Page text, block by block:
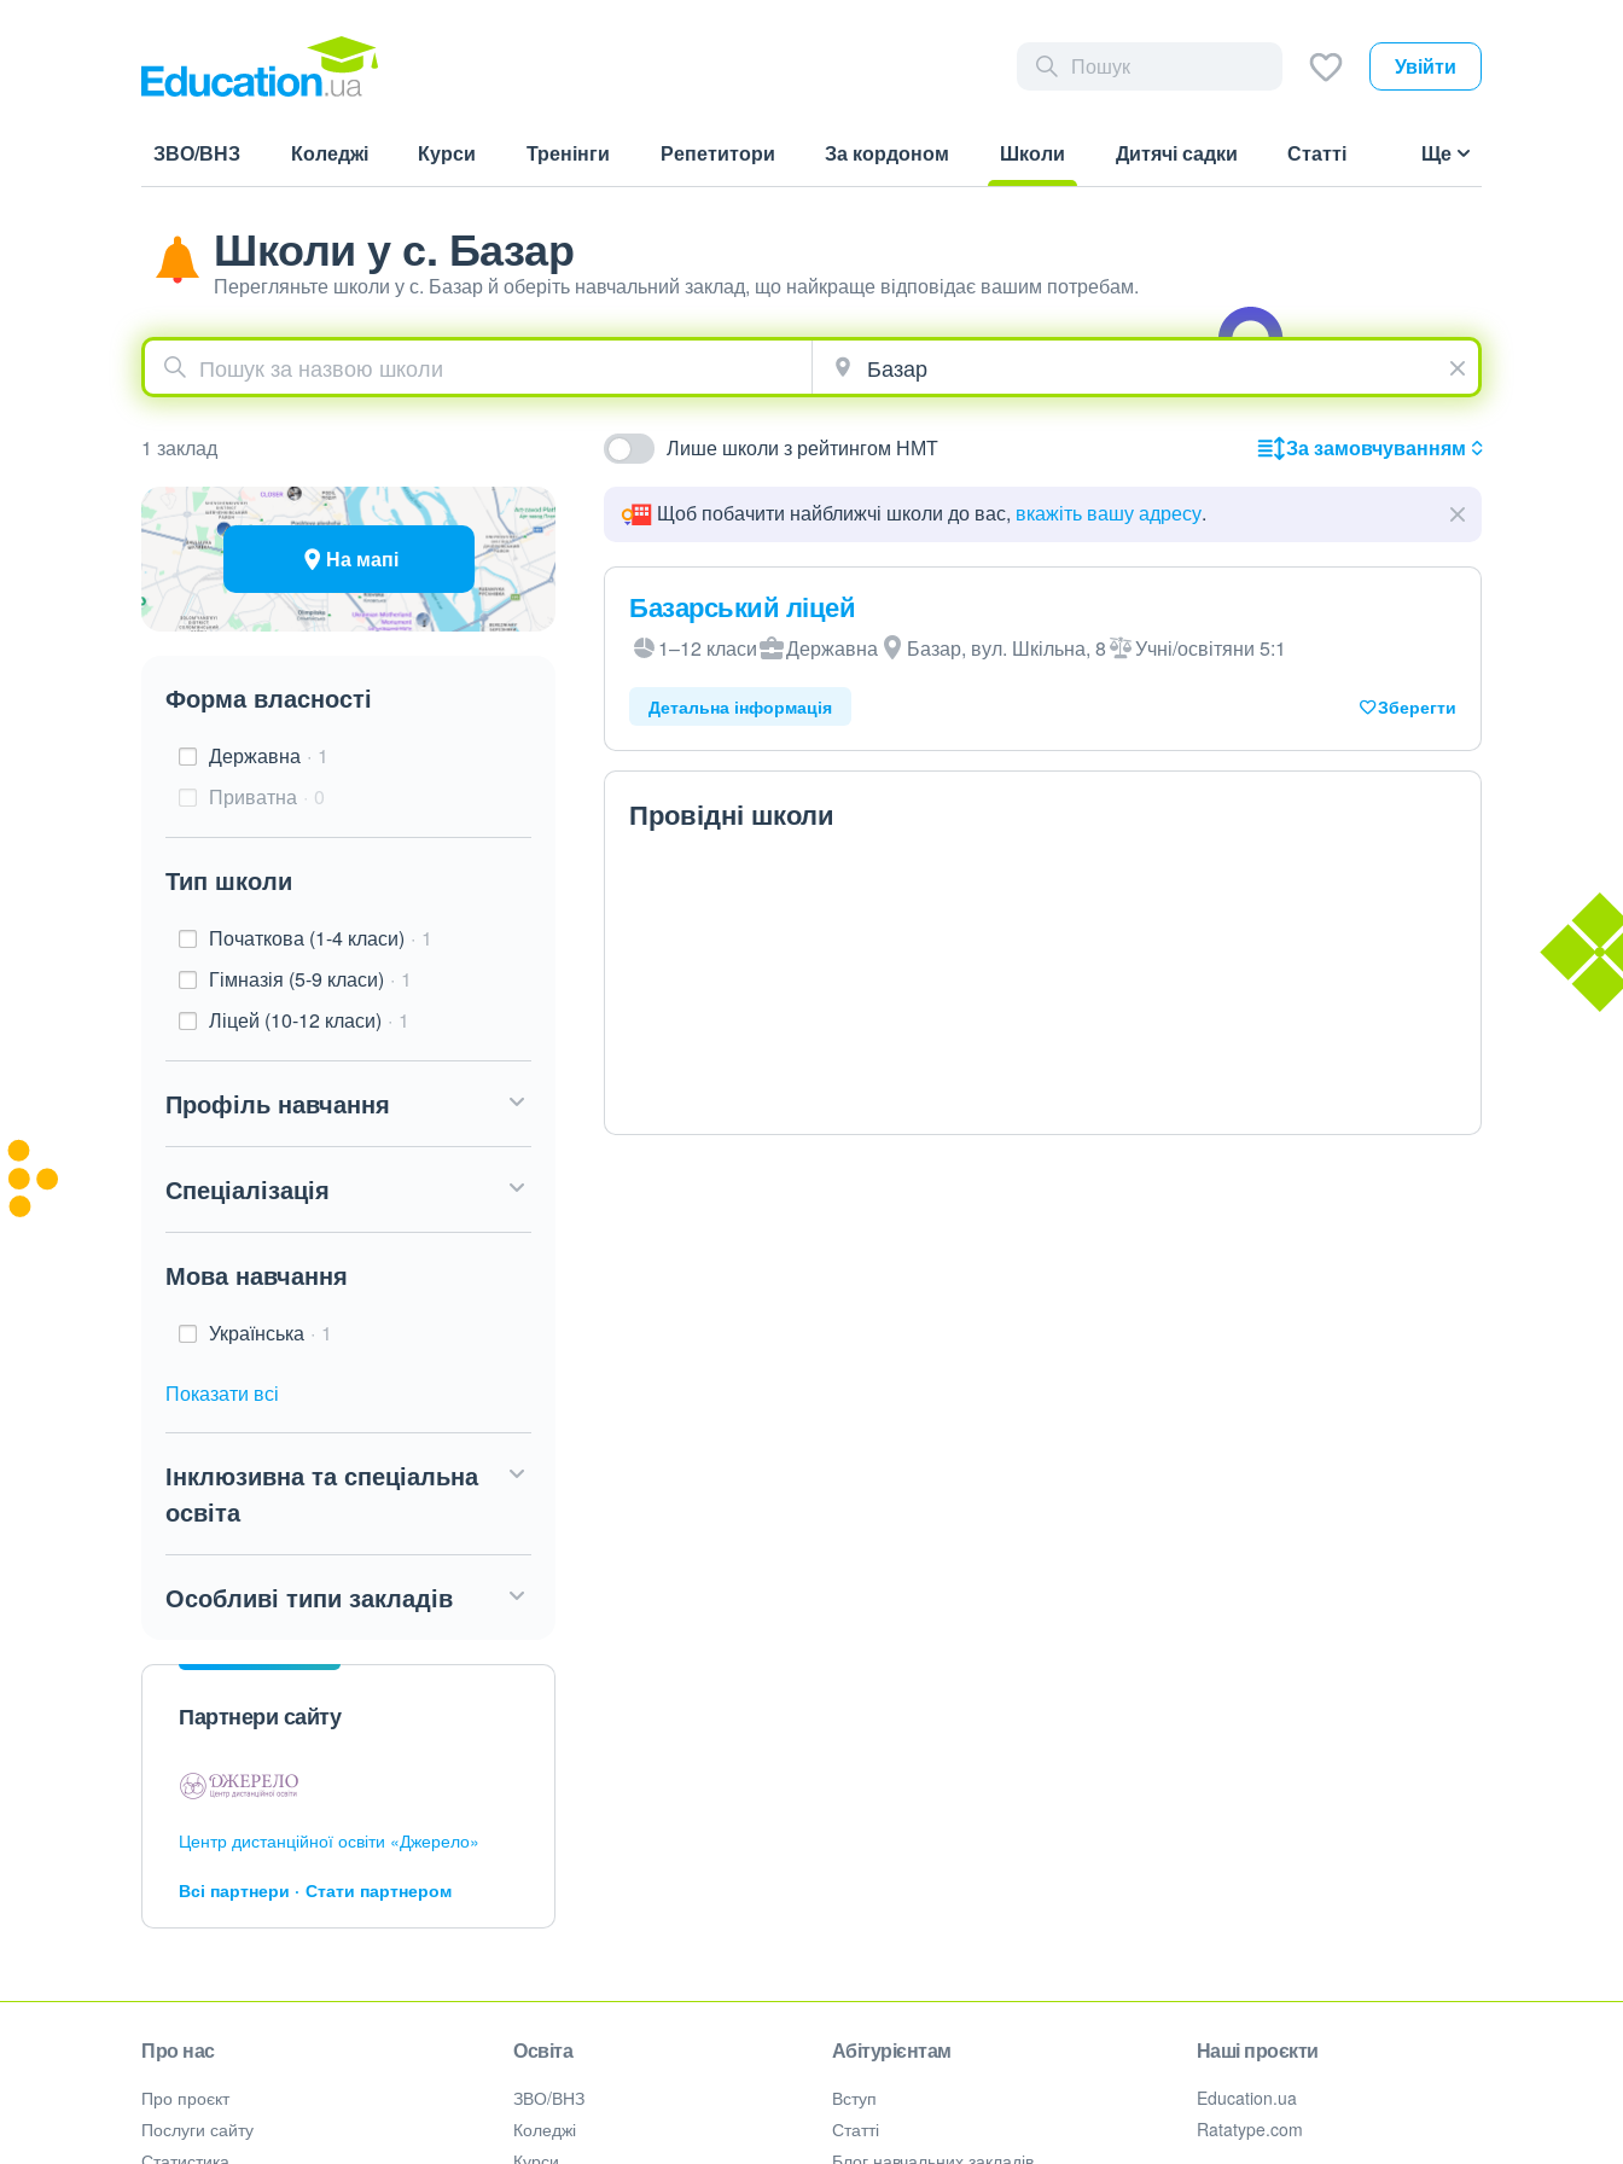
Увійти
ЗВО/ВНЗ Коледжі Курси Тренінги Репетитори За кордоном
Школи
Дитячі садки Статті Ще
Школи у с. Базар
Перегляньте школи у с. Базар й оберіть навчальний заклад, що найкраще відповідає вашим потребам.
1 заклад Лише школи з рейтингом НМТ За замовчуванням
На мапі
Форма власності
Державна
1
Приватна
0
Тип школи
Початкова (1-4 класи)
1
Гімназія (5-9 класи)
1
Ліцей (10-12 класи)
1
Профіль навчання
Спеціалізація
Мова навчання
Українська 1
Показати всі
Інклюзивна та спеціальна
освіта
Особливі типи закладів
Партнери сайту
Центр дистанційної освіти «Джерело»
Всі партнери Стати партнером
Щоб побачити найближчі школи до вас, вкажіть вашу адресу.
Базарський ліцей
1–12 класи Державна Базар, вул. Шкільна, 8 Учні/освітяни 5:1
Детальна інформація Зберегти
Провідні школи
Про нас
Про проєкт
Послуги сайту
Освіта
ЗВО/ВНЗ
Коледжі
Абітурієнтам
Вступ
Статті
Наші проєкти
Education.ua
Ratatype.com